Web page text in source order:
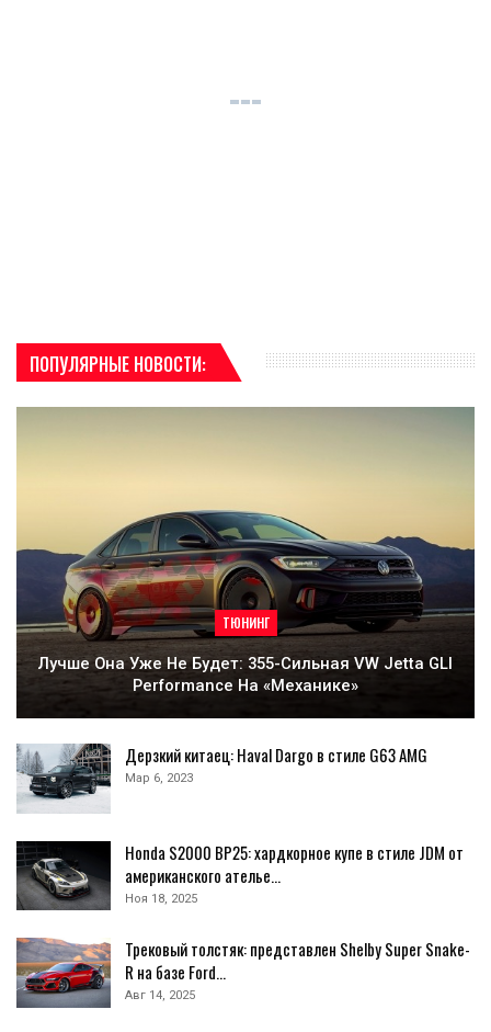
ПОПУЛЯРНЫЕ НОВОСТИ:
ТЮНИНГ
Лучше Она Уже Не Будет: 355-Сильная VW Jetta GLI
Performance На «механике»
Дерзкий китаец: Haval Dargo в стиле G63 AMG
Мар 6, 2023
Honda S2000 BP25: хардкорное купе в стиле JDM от
американского ателье…
Ноя 18, 2025
Трековый толстяк: представлен Shelby Super Snake-
R на базе Ford…
Авг 14, 2025